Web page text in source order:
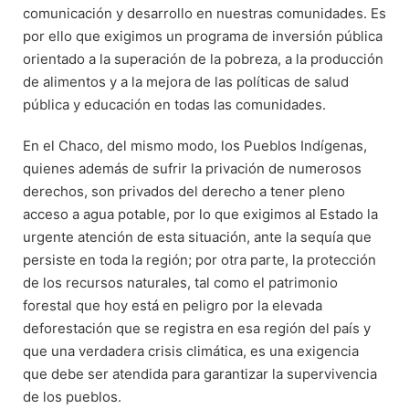
comunicación y desarrollo en nuestras comunidades. Es
por ello que exigimos un programa de inversión pública
orientado a la superación de la pobreza, a la producción
de alimentos y a la mejora de las políticas de salud
pública y educación en todas las comunidades.
En el Chaco, del mismo modo, los Pueblos Indígenas,
quienes además de sufrir la privación de numerosos
derechos, son privados del derecho a tener pleno
acceso a agua potable, por lo que exigimos al Estado la
urgente atención de esta situación, ante la sequía que
persiste en toda la región; por otra parte, la protección
de los recursos naturales, tal como el patrimonio
forestal que hoy está en peligro por la elevada
deforestación que se registra en esa región del país y
que una verdadera crisis climática, es una exigencia
que debe ser atendida para garantizar la supervivencia
de los pueblos.